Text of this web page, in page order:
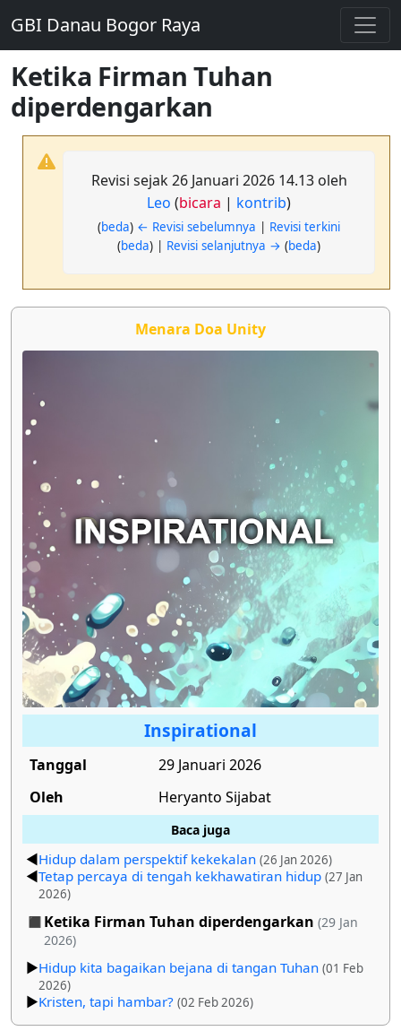
GBI Danau Bogor Raya
Ketika Firman Tuhan
diperdengarkan
Revisi sejak 26 Januari 2026 14.13 oleh
Leo (bicara | kontrib)
(beda) ← Revisi sebelumnya | Revisi terkini
(beda) | Revisi selanjutnya → (beda)
Menara Doa Unity
Inspirational
Tanggal
29 Januari 2026
Oleh
Heryanto Sijabat
Baca juga
Hidup dalam perspektif kekekalan (26 Jan 2026)
Tetap percaya di tengah kekhawatiran hidup (27 Jan
2026)
Ketika Firman Tuhan diperdengarkan (29 Jan
2026)
Hidup kita bagaikan bejana di tangan Tuhan (01 Feb
2026)
Kristen, tapi hambar? (02 Feb 2026)